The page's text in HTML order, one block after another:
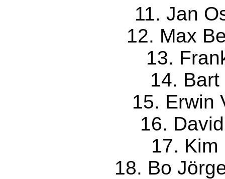
11. Jan
12. Max
13.
14.
15. Erwin
16.
17. Kim
18. Bo